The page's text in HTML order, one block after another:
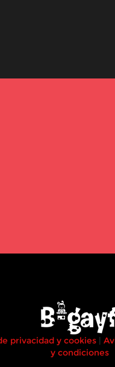
privacidad y cookies |
y condiciones